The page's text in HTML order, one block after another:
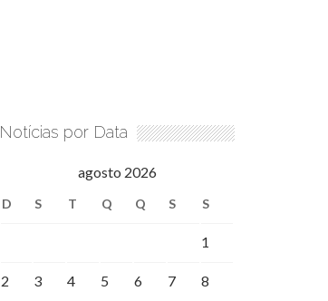
Notícias por Data
agosto 2026
D S T Q Q S S
1
2 3 4 5 6 7 8